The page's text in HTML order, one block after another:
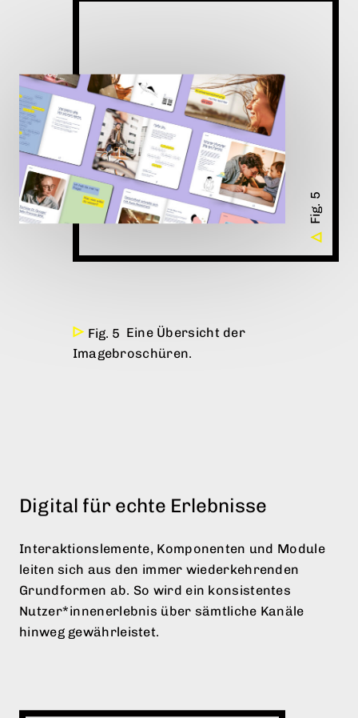
Eine Übersicht der
Imagebroschüren.
Digital für echte Erlebnisse
Interaktionslemente, Komponenten und Module
leiten sich aus den immer wiederkehrenden
Grundformen ab. So wird ein konsistentes
Nutzer*innenerlebnis über sämtliche Kanäle
hinweg gewährleistet.